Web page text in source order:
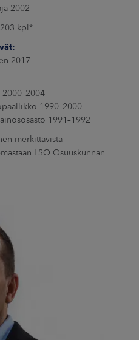
2002–
kpl*
2017–
1990–2000
1991–1992
merkittävistä
LSO Osuuskunnan